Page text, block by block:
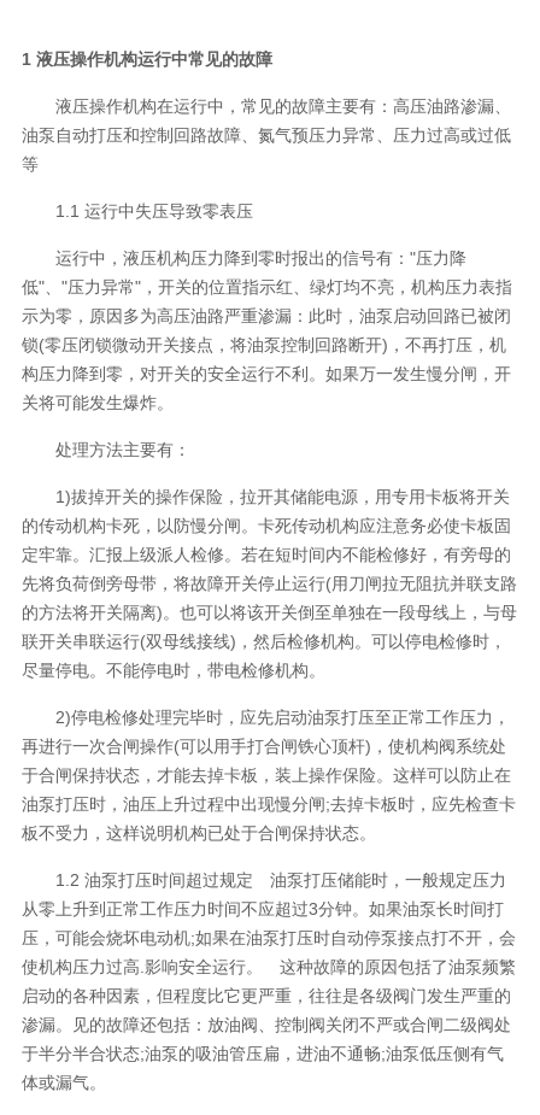
1 液压操作机构运行中常见的故障
液压操作机构在运行中，常见的故障主要有：高压油路渗漏、
油泵自动打压和控制回路故障、氮气预压力异常、压力过高或过低
等
1.1 运行中失压导致零表压
运行中，液压机构压力降到零时报出的信号有："压力降
低"、"压力异常"，开关的位置指示红、绿灯均不亮，机构压力表指
示为零，原因多为高压油路严重渗漏：此时，油泵启动回路已被闭
锁(零压闭锁微动开关接点，将油泵控制回路断开)，不再打压，机
构压力降到零，对开关的安全运行不利。如果万一发生慢分闸，开
关将可能发生爆炸。
处理方法主要有：
1)拔掉开关的操作保险，拉开其储能电源，用专用卡板将开关
的传动机构卡死，以防慢分闸。卡死传动机构应注意务必使卡板固
定牢靠。汇报上级派人检修。若在短时间内不能检修好，有旁母的
先将负荷倒旁母带，将故障开关停止运行(用刀闸拉无阻抗并联支路
的方法将开关隔离)。也可以将该开关倒至单独在一段母线上，与母
联开关串联运行(双母线接线)，然后检修机构。可以停电检修时，
尽量停电。不能停电时，带电检修机构。
2)停电检修处理完毕时，应先启动油泵打压至正常工作压力，
再进行一次合闸操作(可以用手打合闸铁心顶杆)，使机构阀系统处
于合闸保持状态，才能去掉卡板，装上操作保险。这样可以防止在
油泵打压时，油压上升过程中出现慢分闸;去掉卡板时，应先检查卡
板不受力，这样说明机构已处于合闸保持状态。
1.2 油泵打压时间超过规定 油泵打压储能时，一般规定压力
从零上升到正常工作压力时间不应超过3分钟。如果油泵长时间打
压，可能会烧坏电动机;如果在油泵打压时自动停泵接点打不开，会
使机构压力过高.影响安全运行。 这种故障的原因包括了油泵频繁
启动的各种因素，但程度比它更严重，往往是各级阀门发生严重的
渗漏。见的故障还包括：放油阀、控制阀关闭不严或合闸二级阀处
于半分半合状态;油泵的吸油管压扁，进油不通畅;油泵低压侧有气
体或漏气。